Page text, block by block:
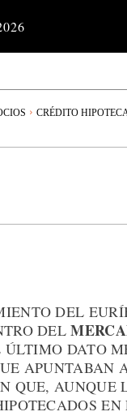
CRÉDITO
DEL
DEL
ÚLTIMO DATO
APUNTABAN
QUE, AUNQUE
EN